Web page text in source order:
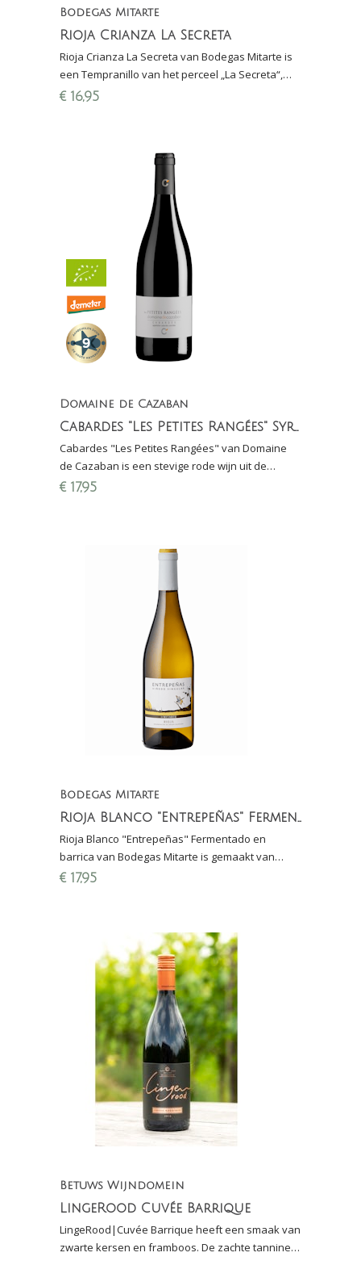
Bodegas Mitarte
Rioja Crianza La Secreta
Rioja Crianza La Secreta van Bodegas Mitarte is
een Tempranillo van het perceel „La Secreta“,
een wijngaard van meer dan 60 jaar oud: "Vino
€ 16,95
Domaine de Cazaban
Cabardes "Les Petites Rangées" Syrah Merlot
Cabardes "Les Petites Rangées" van Domaine
de Cazaban is een stevige rode wijn uit de
Languedoc gemaakt van Syrah en Merlot (bio-
€ 17,95
Bodegas Mitarte
Rioja Blanco "Entrepeñas" Fermentado en barrica
Rioja Blanco "Entrepeñas" Fermentado en
barrica van Bodegas Mitarte is gemaakt van
100% Viura en is vergist en gerijpt in eikenhouten
€ 17,95
Betuws Wijndomein
LingeRood Cuvée Barrique
LingeRood|Cuvée Barrique heeft een smaak van
zwarte kersen en framboos. De zachte tannine